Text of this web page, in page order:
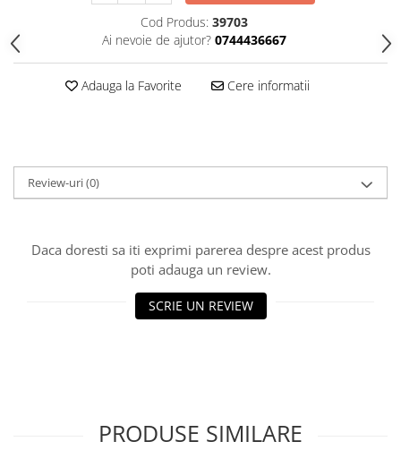
Cod Produs: 39703
Ai nevoie de ajutor? 0744436667
Adauga la Favorite Cere informatii
Review-uri(0)
Daca doresti sa iti exprimi parerea despre acest produs
poti adauga un review.
SCRIE UN REVIEW
PRODUSE SIMILARE